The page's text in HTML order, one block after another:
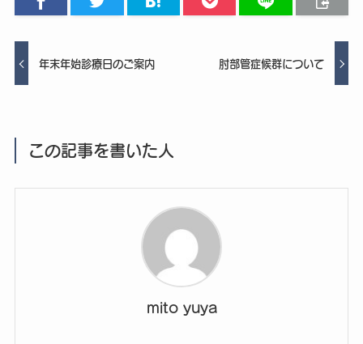
年末年始診療日のご案内 肘部管症候群について
この記事を書いた人
mito yuya